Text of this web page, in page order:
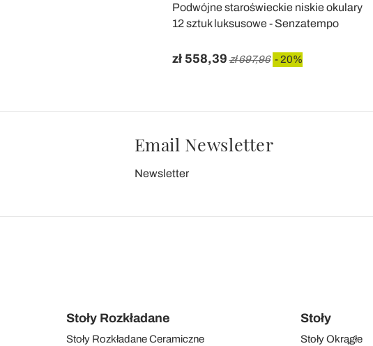
Podwójne staroświeckie niskie okulary
12 sztuk luksusowe - Senzatempo
zł 558,39 zł 697,96 - 20%
Email Newsletter
Newsletter
Stoły Rozkładane
Stoły Rozkładane Ceramiczne
Stoły
Stoły Okrągłe